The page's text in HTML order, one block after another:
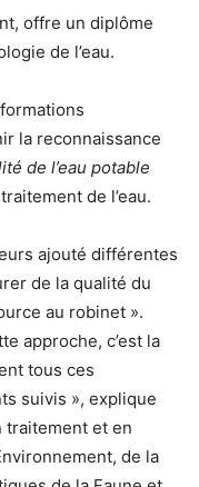
offre un diplôme
de l’eau.
la reconnaissance
de l’eau potable
de l’eau.
ajouté différentes
de la qualité du
au robinet ».
approche, c’est la
tous ces
suivis », explique
traitement et en
de la